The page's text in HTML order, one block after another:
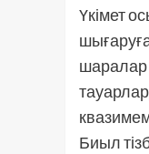
Үкімет
шаралар
Биыл